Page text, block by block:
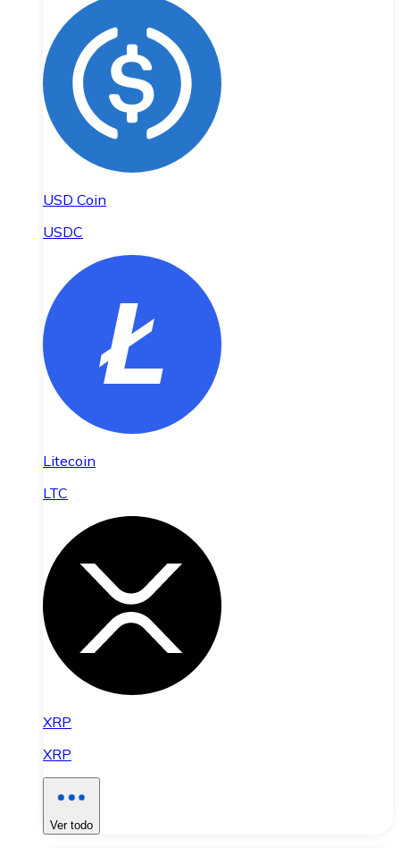
USD Coin
USDC
Litecoin
LTC
XRP
XRP
Ver todo